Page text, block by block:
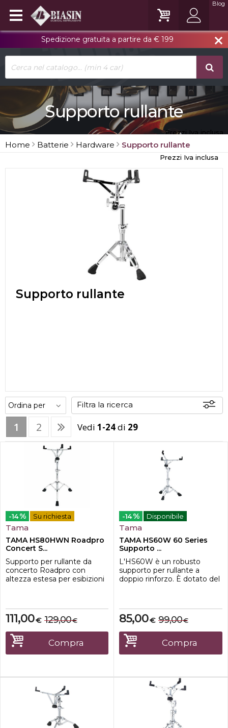
close
Spedizione gratuita a partire da € 199
Blog
Supporto rullante
Prezzi Iva inclusa
Home Batterie Hardware Supporto rullante
Prezzi Iva inclusa
Supporto rullante
Filtra la ricerca
Offerte Disponibili
1 2 Vedi 1-24di 29
-14 % Su richiesta
Tama
TAMA HS80HWN Roadpro
Concert S...
Supporto per rullante da
concerto Roadpro con
altezza estesa per esibizioni
di base da 28,6 mm di
diametro-Inclinatore Quick-
Set-Giunto Glide-Tite Grip-
Cestello girevole (brevetto
USA n. 6384308)-Gambe
con dop...
€
111,00 €
129,00
Compra
-14 % Disponibile
Tama
TAMA HS60W 60 Series
Supporto ...
L'HS60W è un robusto
supporto per rullante a
doppio rinforzo. È dotato del
praticamente con qualsiasi
angolazione.Caratteristiche
principali-Per rullanti da 12" a
15"-Gamba doppia-Canestro
girevole-Meccanismo Quick
...
€
85,00 €
99,00
Compra